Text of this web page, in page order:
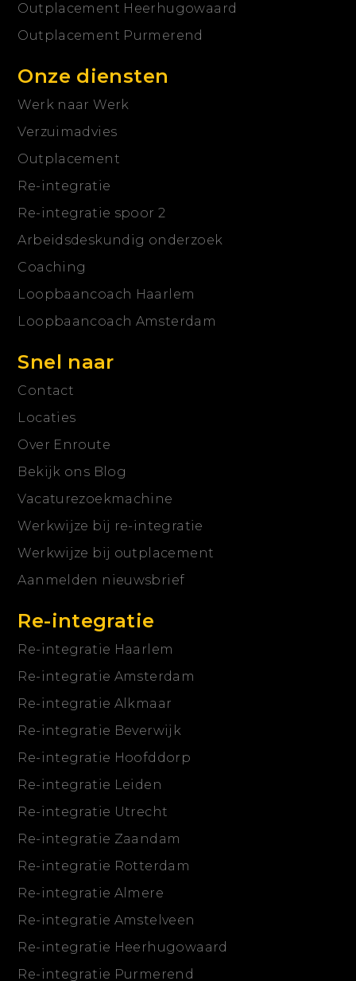
Outplacement Heerhugowaard
Outplacement Purmerend
Onze diensten
Werk naar Werk
Verzuimadvies
Outplacement
Re-integratie
Re-integratie spoor 2
Arbeidsdeskundig onderzoek
Coaching
Loopbaancoach Haarlem
Loopbaancoach Amsterdam
Snel naar
Contact
Locaties
Over Enroute
Bekijk ons Blog
Vacaturezoekmachine
Werkwijze bij re-integratie
Werkwijze bij outplacement
Aanmelden nieuwsbrief
Re-integratie
Re-integratie Haarlem
Re-integratie Amsterdam
Re-integratie Alkmaar
Re-integratie Beverwijk
Re-integratie Hoofddorp
Re-integratie Leiden
Re-integratie Utrecht
Re-integratie Zaandam
Re-integratie Rotterdam
Re-integratie Almere
Re-integratie Amstelveen
Re-integratie Heerhugowaard
Re-integratie Purmerend